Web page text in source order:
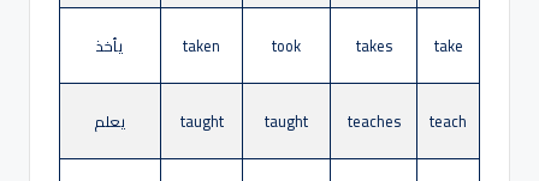
take
takes
took
taken يأخذ
teach
teaches
taught
taught يعلم